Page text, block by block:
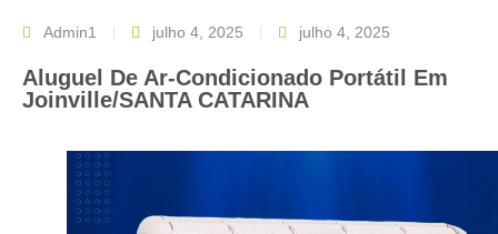
Admin1 julho 4, 2025 julho 4, 2025
Aluguel De Ar-Condicionado Portátil Em
Joinville/SANTA CATARINA